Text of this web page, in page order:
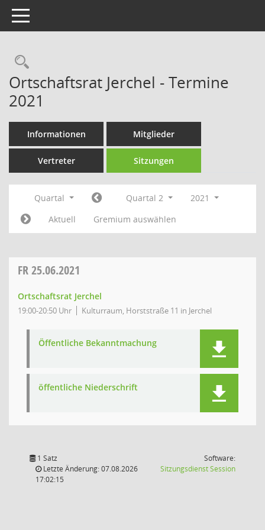
Toggle navigation
Rechercheauswahl
Ortschaftsrat Jerchel - Termine
2021
Informationen Mitglieder
Vertreter Sitzungen
Quartal Quartal 2
2021
Aktuell
Gremium auswählen
FR25.06.2021
Ortschaftsrat Jerchel
19:00-20:50 Uhr Kulturraum, Horststraße 11 in Jerchel
Öffentliche Bekanntmachung
öffentliche Niederschrift
1 Satz
Letzte Änderung: 07.08.2026
17:02:15
Software:
SitzungsdienstSession(Wird in